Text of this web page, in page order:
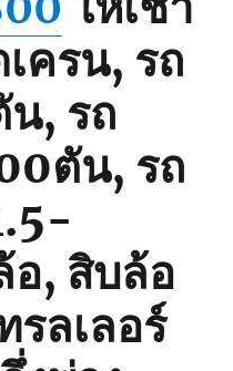
ครน, รถ
, รถ
ตัน, รถ
อ, สิบล้อ
รลเลอร์